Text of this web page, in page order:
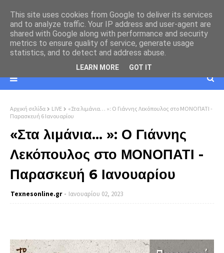
Αρχική σελίδα LIVE
«Στα λιμάνια… »: Ο Γιάννης Λεκόπουλος στο ΜΟΝΟΠΑΤΙ -
Παρασκευή 6 Ιανουαρίου
«Στα λιμάνια… »: Ο Γιάννης
Λεκόπουλος στο ΜΟΝΟΠΑΤΙ -
Παρασκευή 6 Ιανουαρίου
Texnesοnline.gr Ιανουαρίου 02, 2023
This site uses cookies from Google to deliver its services
and to analyze traffic. Your IP address and user-agent are
shared with Google along with performance and security
metrics to ensure quality of service, generate usage
statistics, and to detect and address abuse.
LEARN MORE GOT IT